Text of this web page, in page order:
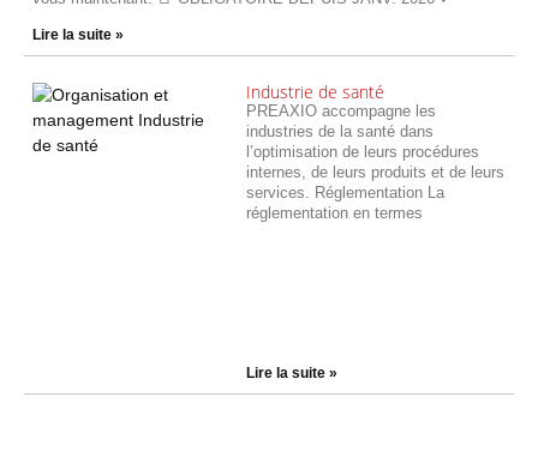
Lire la suite »
Industrie de santé
PREAXIO accompagne les
industries de la santé dans
l’optimisation de leurs procédures
internes, de leurs produits et de leurs
services. Réglementation La
réglementation en termes
Lire la suite »